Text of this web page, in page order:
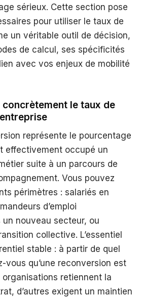
sérieux. Cette section pose
pour utiliser le taux de
un véritable outil de décision,
de calcul, ses spécificités
avec vos enjeux de mobilité
le taux de
représente le pourcentage
effectivement occupé un
suite à un parcours de
Vous pouvez
périmètres : salariés en
d’emploi
nouveau secteur, ou
collective. L’essentiel
stable : à partir de quel
vous qu’une reconversion est
organisations retiennent la
d’autres exigent un maintien